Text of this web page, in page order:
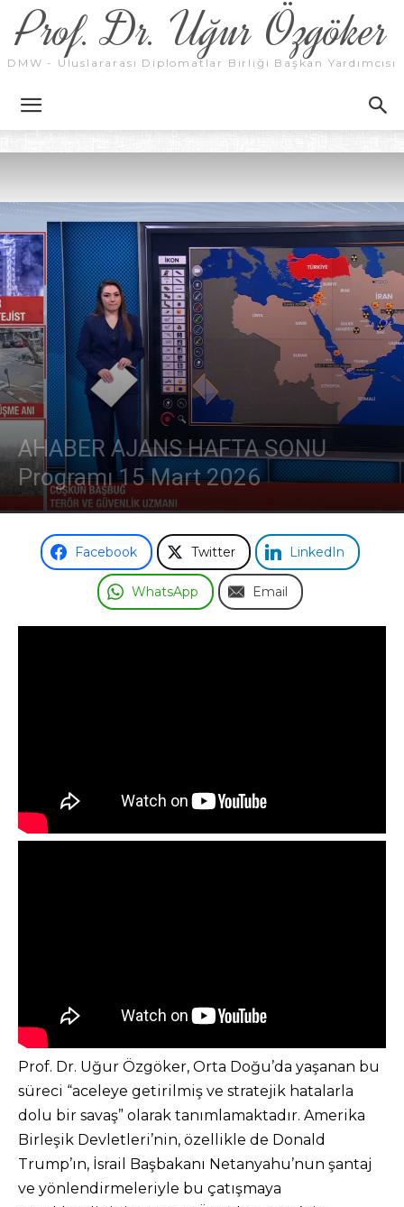
Prof. Dr. Uğur Özgöker
DMW - Uluslararası Diplomatlar Birliği Başkan Yardımcısı
AHABER AJANS HAFTA SONU
Programı 15 Mart 2026
Facebook Twitter LinkedIn
WhatsApp Email
Prof. Dr. Uğur Özgöker, Orta Doğu’da yaşanan bu
süreci “aceleye getirilmiş ve stratejik hatalarla
dolu bir savaş” olarak tanımlamaktadır. Amerika
Birleşik Devletleri’nin, özellikle de Donald
Trump’ın, İsrail Başbakanı Netanyahu’nun şantaj
ve yönlendirmeleriyle bu çatışmaya